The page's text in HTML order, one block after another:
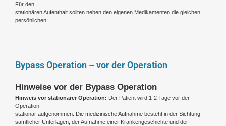
Für den
stationären Aufenthalt sollten neben den eigenen Medikamenten die gleichen
persönlichen
Bypass Operation – vor der Operation
Hinweise vor der Bypass Operation
Hinweis vor stationärer Operation: Der Patient wird 1-2 Tage vor der
Operation
stationär aufgenommen. Die medizinische Aufnahme besteht in der Sichtung
sämtlicher Unterlagen, der Aufnahme einer Krankengeschichte und der